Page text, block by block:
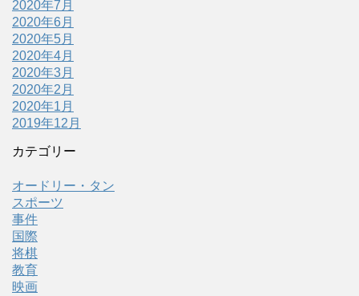
2020年7月
2020年6月
2020年5月
2020年4月
2020年3月
2020年2月
2020年1月
2019年12月
カテゴリー
オードリー・タン
スポーツ
事件
国際
将棋
教育
映画